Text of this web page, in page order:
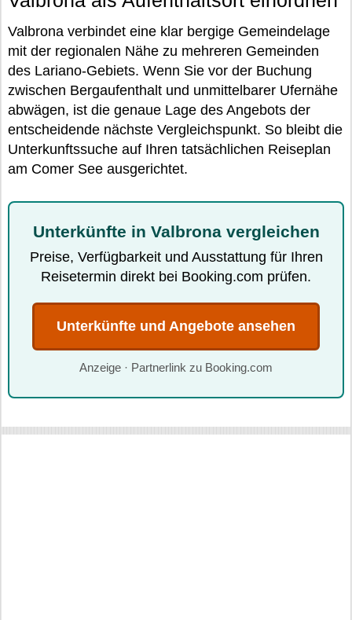
Valbrona verbindet eine klar bergige Gemeindelage
mit der regionalen Nähe zu mehreren Gemeinden
des Lariano-Gebiets. Wenn Sie vor der Buchung
zwischen Bergaufenthalt und unmittelbarer Ufernähe
abwägen, ist die genaue Lage des Angebots der
entscheidende nächste Vergleichspunkt. So bleibt die
Unterkunftssuche auf Ihren tatsächlichen Reiseplan
am Comer See ausgerichtet.
Unterkünfte in Valbrona vergleichen
Preise, Verfügbarkeit und Ausstattung für Ihren
Reisetermin direkt bei Booking.com prüfen.
Unterkünfte und Angebote ansehen
Anzeige · Partnerlink zu Booking.com